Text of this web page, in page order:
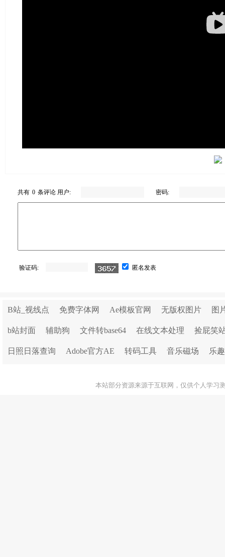
共有 0 条评论 用户: 密码:
验证码: 匿名发表
B站_视线点 免费字体网 Ae模板官网 无版权图片 图
b站封面 辅助狗 文件转base64 在线文本处理 捡屁笑
日照日落查询 Adobe官方AE 转码工具 音乐磁场 乐
本站部分资源来源于互联网，仅供个人学习